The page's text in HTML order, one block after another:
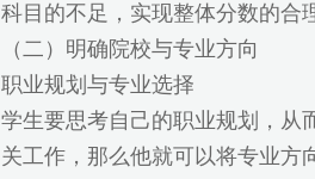
科目的不足，实现整体分数的合
（二）明确院校与专业方向
职业规划与专业选择
学生要思考自己的职业规划，从
关工作，那么他就可以将专业方